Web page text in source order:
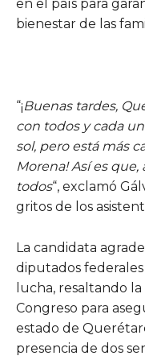
en el país para
bienestar de las
“¡Buenas tardes,
con todos y cada
sol, pero está más
Morena! Así es
todos“, exclamó
gritos de los
La candidata
diputados
lucha, resaltando
Congreso para
estado de
presencia de dos